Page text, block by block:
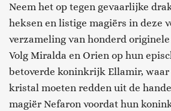
Neem het op tegen gevaarlijke
heksen en listige magiërs in deze
verzameling van honderd
Volg Miralda en Orien op hun
betoverde koninkrijk Ellamir, waar
kristal moeten redden uit de
magiër Nefaron voordat hun